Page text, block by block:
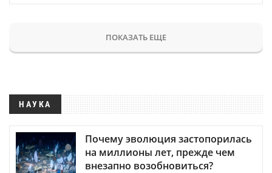
ПОКАЗАТЬ ЕЩЕ
НАУКА
Почему эволюция застопорилась
на миллионы лет, прежде чем
внезапно возобновиться?